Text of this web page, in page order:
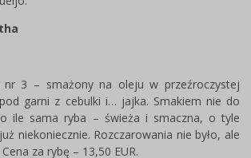
nr 3 – smażony na oleju w przeźroczystej
garni z cebulki i… jajka. Smakiem nie do
o ile sama ryba – świeża i smaczna, o tyle
niekoniecznie. Rozczarowania nie było, ale
za rybę – 13,50 EUR.